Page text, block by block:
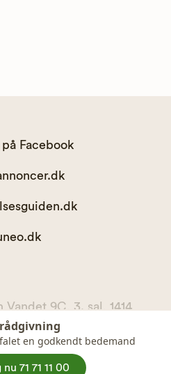
på Facebook
9C, 3. sal, 1414
K
telefon 71 71 11 00
36065567
en godkendt bedemand
nu 71 71 11 00